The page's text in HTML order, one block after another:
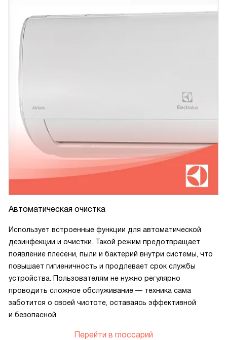
Автоматическая очистка
Использует встроенные функции для автоматической
дезинфекции и очистки. Такой режим предотвращает
появление плесени, пыли и бактерий внутри системы, что
повышает гигиеничность и продлевает срок службы
устройства. Пользователям не нужно регулярно
проводить сложное обслуживание — техника сама
заботится о своей чистоте, оставаясь эффективной
и безопасной.
Перейти в глоссарий